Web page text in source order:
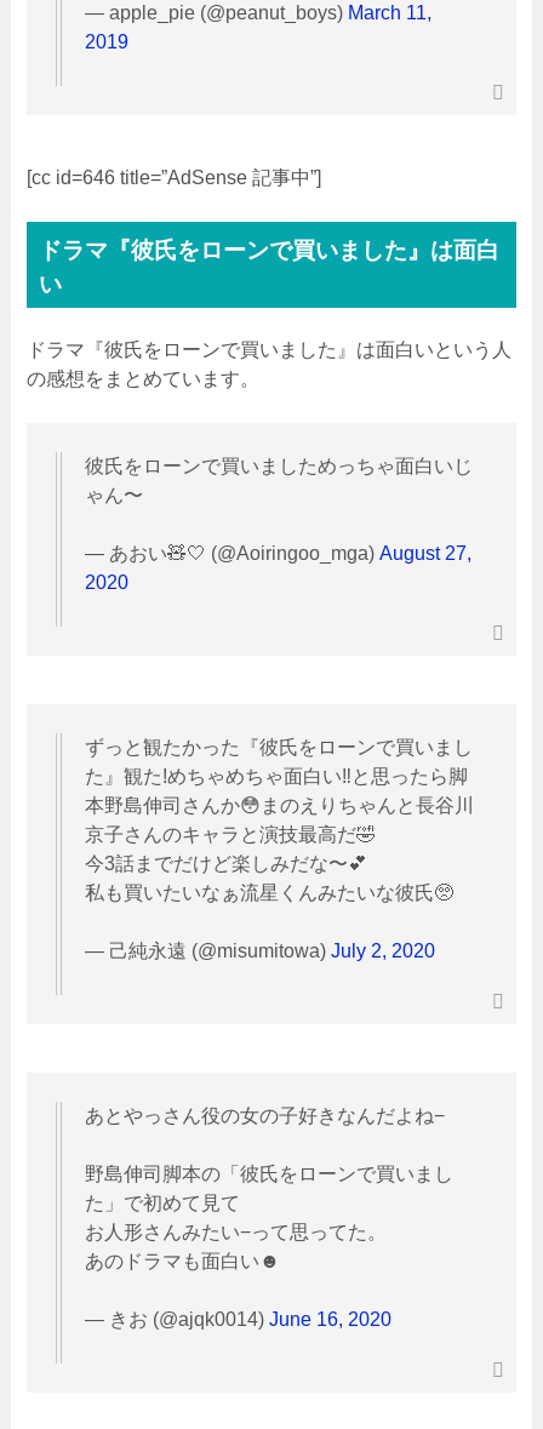
— apple_pie (@peanut_boys) March 11,
2019
[cc id=646 title=”AdSense 記事中”]
ドラマ『彼氏をローンで買いました』は面白
い
ドラマ『彼氏をローンで買いました』は面白いという人
の感想をまとめています。
彼氏をローンで買いましためっちゃ面白いじ
ゃん〜
— あおい🧸🤍 (@Aoiringoo_mga)August 27,
2020
ずっと観たかった『彼氏をローンで買いまし
た』観た!めちゃめちゃ面白い‼️と思ったら脚
本野島伸司さんか😳まのえりちゃんと長谷川
京子さんのキャラと演技最高だ🤣
今3話までだけど楽しみだな〜💕
私も買いたいなぁ流星くんみたいな彼氏🥺
— 己純永遠 (@misumitowa)July 2, 2020
あとやっさん役の女の子好きなんだよね−
野島伸司脚本の「彼氏をローンで買いまし
た」で初めて見て
お人形さんみたい−って思ってた。
あのドラマも面白い☻
— きお (@ajqk0014)June 16, 2020